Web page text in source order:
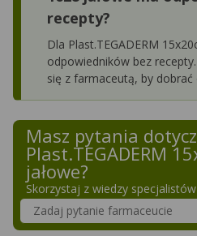
recepty?
Dla Plast.TEGADERM
odpowiedników bez
się z farmaceutą, by
Masz pytania
Plast.TEGADERM
jałowe?
Skorzystaj z wiedzy specjalistów
Szukaj w poradnikach o